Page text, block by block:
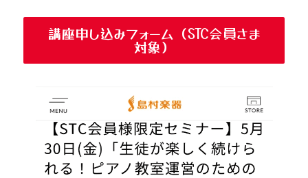
講座申し込みフォーム（STC会員さま
対象）